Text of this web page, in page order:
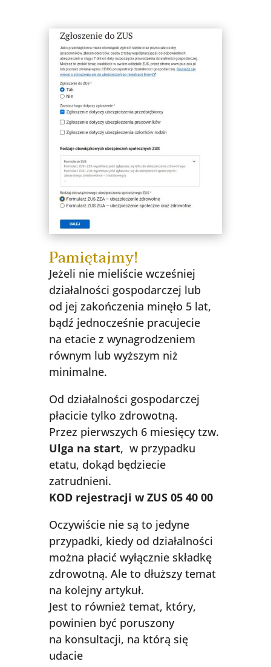
Pamiętajmy!
Jeżeli nie mieliście wcześniej
działalności gospodarczej lub
od jej zakończenia minęło 5 lat,
bądź jednocześnie pracujecie
na etacie z wynagrodzeniem
równym lub wyższym niż
minimalne.
Od działalności gospodarczej
płacicie tylko zdrowotną.
Przez pierwszych 6 miesięcy tzw.
Ulga na start, w przypadku
etatu, dokąd będziecie
zatrudnieni.
KOD rejestracji w ZUS 05 40 00
Oczywiście nie są to jedyne
przypadki, kiedy od działalności
można płacić wyłącznie składkę
zdrowotną. Ale to dłuższy temat
na kolejny artykuł.
Jest to również temat, który,
powinien być poruszony
na konsultacji, na którą się
udacie